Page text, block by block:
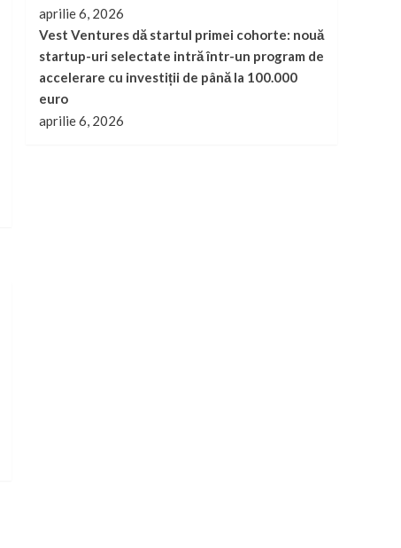
aprilie 6, 2026
Vest Ventures dă startul primei cohorte: nouă
startup-uri selectate intră într-un program de
accelerare cu investiții de până la 100.000
euro
aprilie 6, 2026